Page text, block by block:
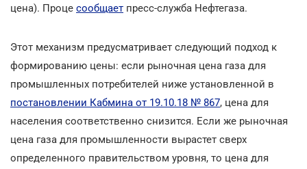
цена). Проце сообщает пресс-служба Нефтегаза.
Этот механизм предусматривает следующий подход к
формированию цены: если рыночная цена газа для
промышленных потребителей ниже установленной в
постановлении Кабмина от 19.10.18 № 867, цена для
населения соответственно снизится. Если же рыночная
цена газа для промышленности вырастет сверх
определенного правительством уровня, то цена для